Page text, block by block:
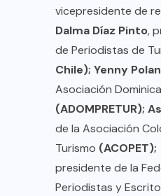
vicepresidente de
Dalma Díaz Pinto,
de Periodistas de
Chile); Yenny
Asociación
(ADOMPRETUR);
de la Asociación
Turismo
presidente de la
Periodistas y